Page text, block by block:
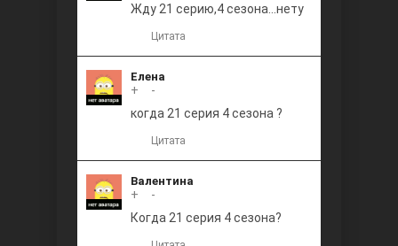
Жду 21 серию,4 сезона...нету
Цитата
Елена
+
-
когда 21 серия 4 сезона ?
Цитата
Валентина
+
-
Когда 21 серия 4 сезона?